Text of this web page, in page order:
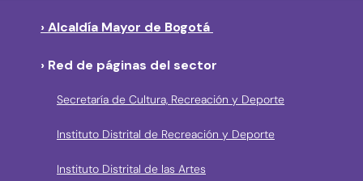
› Alcaldía Mayor de Bogotá
› Red de páginas del sector
Secretaría de Cultura, Recreación y Deporte
Instituto Distrital de Recreación y Deporte
Instituto Distrital de las Artes